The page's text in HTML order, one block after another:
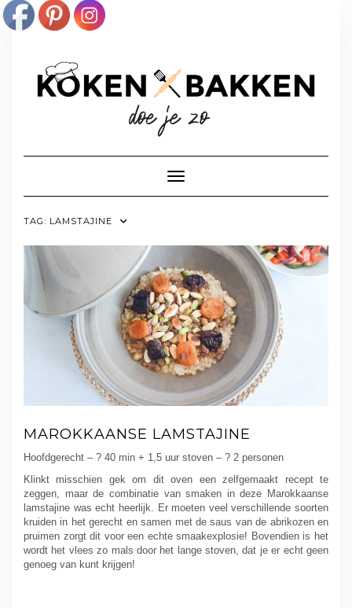
Toggle navigatie
TAG: LAMSTAJINE
MAROKKAANSE LAMSTAJINE
Hoofdgerecht – ? 40 min + 1,5 uur stoven – ? 2 personen
Klinkt misschien gek om dit oven een zelfgemaakt recept te
zeggen, maar de combinatie van smaken in deze Marokkaanse
lamstajine was echt heerlijk. Er moeten veel verschillende soorten
kruiden in het gerecht en samen met de saus van de abrikozen en
pruimen zorgt dit voor een echte smaakexplosie! Bovendien is het
wordt het vlees zo mals door het lange stoven, dat je er echt geen
genoeg van kunt krijgen!